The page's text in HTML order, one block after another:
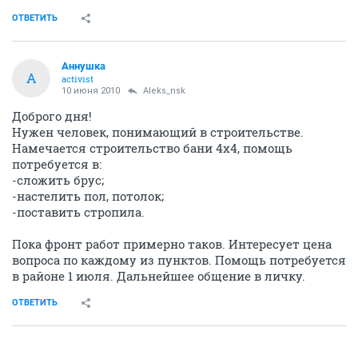
ОТВЕТИТЬ
А
Аннушка
activist
10 июня 2010 Aleks_nsk
Доброго дня!
Нужен человек, понимающий в строительстве.
Намечается строительство бани 4х4, помощь
потребуется в:
-сложить брус;
-настелить пол, потолок;
-поставить стропила.
Пока фронт работ примерно таков. Интересует цена
вопроса по каждому из пунктов. Помощь потребуется
в районе 1 июля. Дальнейшее общение в личку.
ОТВЕТИТЬ